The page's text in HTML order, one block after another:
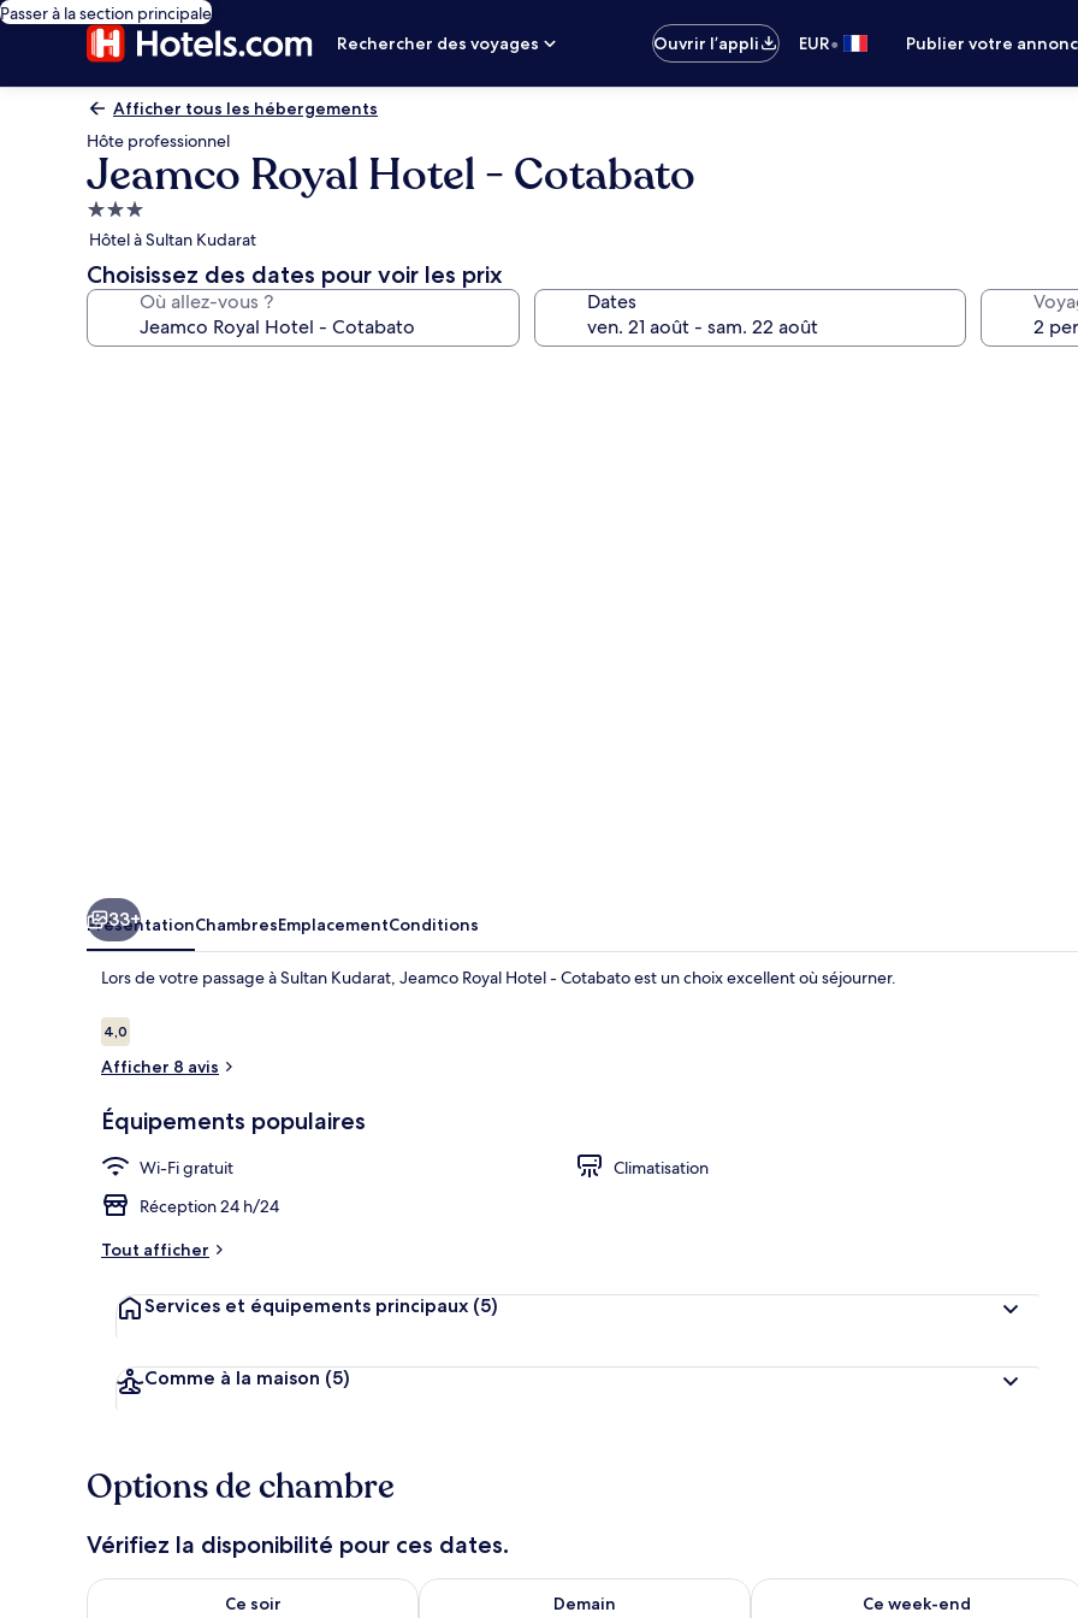
Passer à la section principale
Rechercher des voyages
Ouvrir l’appli EUR• Publier votre
Afficher tous les hébergements
Hôte professionnel
Jeamco Royal Hotel - Cotabato
Hébergement
3.0 étoiles
Hôtel à Sultan Kudarat
Choisissez des dates pour voir les prix
Où allez-vous ? Dates
Chambre Familiale | Bureau, draps fournis
33+
PrésentationChambresEmplacementConditions
Lors de votre passage à Sultan Kudarat, Jeamco Royal Hotel - Cotabato est un choix excellent où séjourner.
Avis
voyageurs
4,04,0 sur 10
Afficher 8 avis
Équipements populaires
Wi-Fi gratuit
Climatisation
Réception 24 h/24
Tout afficher
Services et équipements principaux (5)
Comme à la maison (5)
Options de chambre
Vérifiez la disponibilité pour ces dates.
Ce soir
Vérifier la disponibilité pour ce soir août 6 - août 7
Demain
Vérifier la disponibilité pour demain août 7 - août 8
Ce week-end
Vérifier la disponibilité pour ce